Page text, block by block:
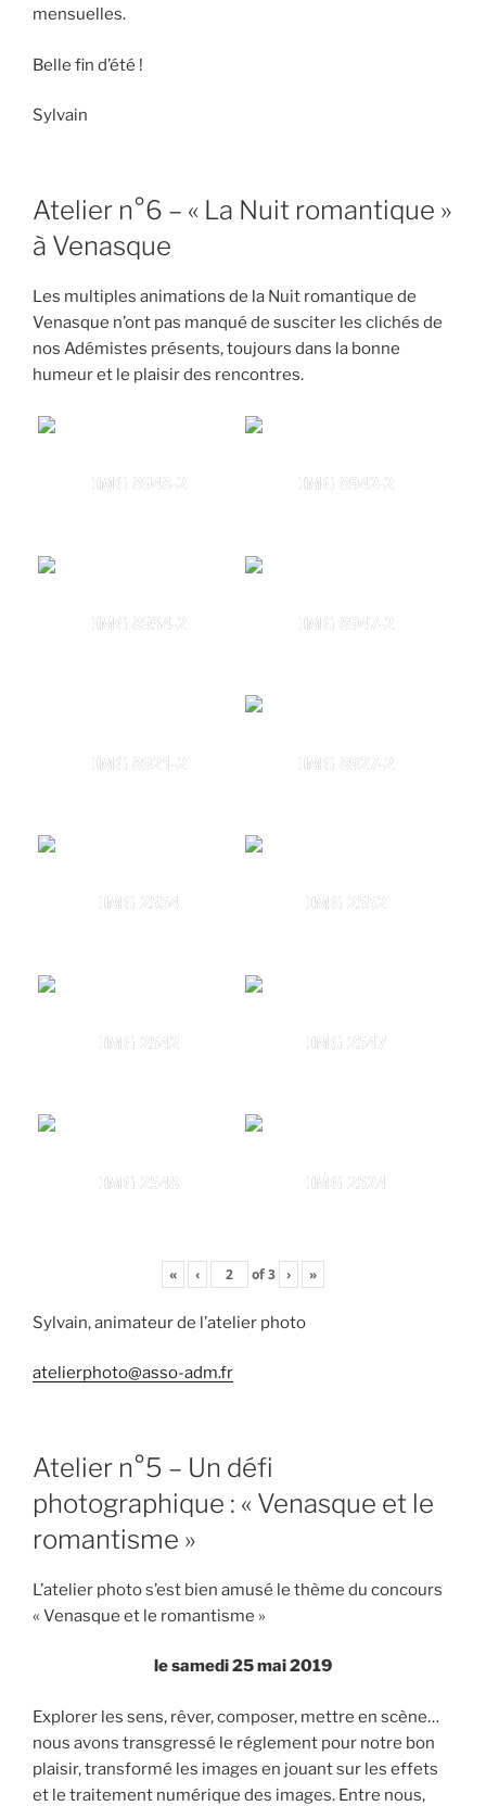
mensuelles.
Belle fin d’été !
Sylvain
Atelier n°6 – « La Nuit romantique »
à Venasque
Les multiples animations de la Nuit romantique de
Venasque n’ont pas manqué de susciter les clichés de
nos Adémistes présents, toujours dans la bonne
humeur et le plaisir des rencontres.
IMG 8948-2 IMG 8942-2
IMG 8934-2 IMG 8947-2
IMG 8921-2 IMG 8927-2
IMG 2554 IMG 2552
IMG 2542 IMG 2547
IMG 2548 IMG 2524
« ‹ of3 › »
Sylvain, animateur de l’atelier photo
atelierphoto@asso-adm.fr
Atelier n°5 – Un défi
photographique : « Venasque et le
romantisme »
L’atelier photo s’est bien amusé le thème du concours
« Venasque et le romantisme »
le samedi 25 mai 2019
Explorer les sens, rêver, composer, mettre en scène…
nous avons transgressé le réglement pour notre bon
plaisir, transformé les images en jouant sur les effets
et le traitement numérique des images. Entre nous,